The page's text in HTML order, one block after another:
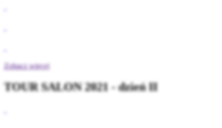
Zobacz więcej
TOUR SALON 2021 - dzień II